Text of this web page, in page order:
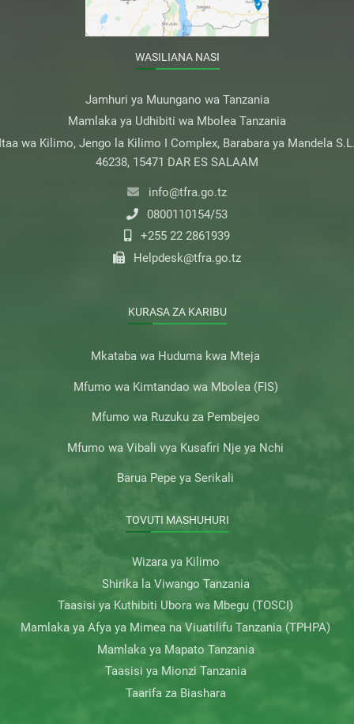
WASILIANA NASI
Jamhuri ya Muungano wa Tanzania
Mamlaka ya Udhibiti wa Mbolea Tanzania
wa Kilimo, Jengo la Kilimo I Complex, Barabara ya Mandela
46238, 15471 DAR ES SALAAM
info@tfra.go.tz
0800110154/53
+255 22 2861939
Helpdesk@tfra.go.tz
KURASA ZA KARIBU
Mkataba wa Huduma kwa Mteja
Mfumo wa Kimtandao wa Mbolea (FIS)
Mfumo wa Ruzuku za Pembejeo
Mfumo wa Vibali vya Kusafiri Nje ya Nchi
Barua Pepe ya Serikali
TOVUTI MASHUHURI
Wizara ya Kilimo
Shirika la Viwango Tanzania
Taasisi ya Kuthibiti Ubora wa Mbegu (TOSCI)
Mamlaka ya Afya ya Mimea na Viuatilifu Tanzania (TPHPA)
Mamlaka ya Mapato Tanzania
Taasisi ya Mionzi Tanzania
Taarifa za Biashara